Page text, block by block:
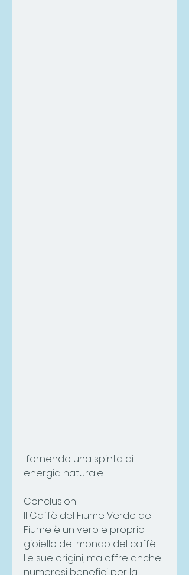
energia naturale.
Conclusioni
Il Caffè del Fiume Verde del
Fiume è un vero e proprio
gioiello del mondo del caffè.
Le sue origini, ma offre anche